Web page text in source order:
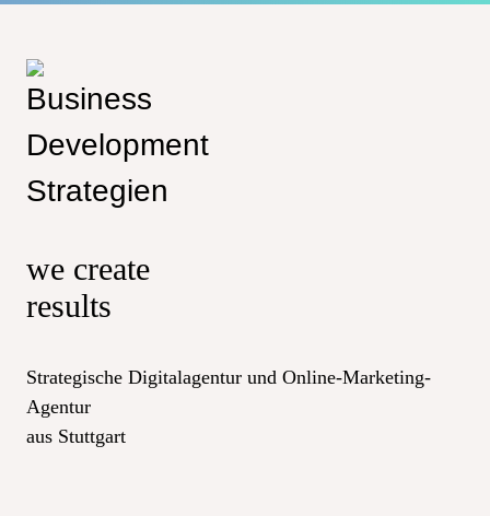
we create
results
Strategische Digitalagentur und Online-Marketing-
Agentur
aus Stuttgart